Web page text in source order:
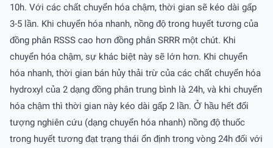
10h. Với các chất chuyển hóa chậm, thời gian sẽ kéo dài gấp
3-5 lần. Khi chuyển hóa nhanh, nồng độ trong huyết tương của
đồng phân RSSS cao hơn đồng phân SRRR một chút. Khi
chuyển hóa chậm, sự khác biệt này sẽ lớn hơn. Khi chuyển
hóa nhanh, thời gian bán hủy thải trừ của các chất chuyển hóa
hydroxyl của 2 dạng đồng phân trung bình là 24h, và khi chuyển
hóa chậm thì thời gian này kéo dài gấp 2 lần. Ở hầu hết đối
tượng nghiên cứu (dạng chuyển hóa nhanh) nồng độ thuốc
trong huyết tương đạt trạng thái ổn định trong vòng 24h đối với